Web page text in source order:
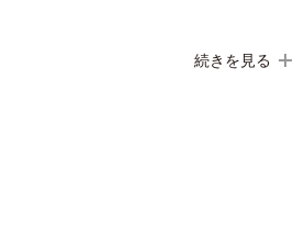
続きを見る